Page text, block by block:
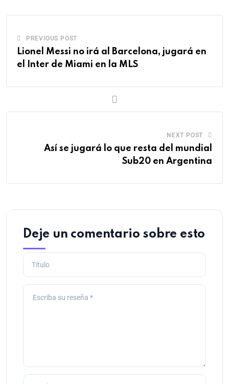
PREVIOUS POST
Lionel Messi no irá al Barcelona, jugará en
el Inter de Miami en la MLS
NEXT POST
Así se jugará lo que resta del mundial
Sub20 en Argentina
Deje un comentario sobre esto